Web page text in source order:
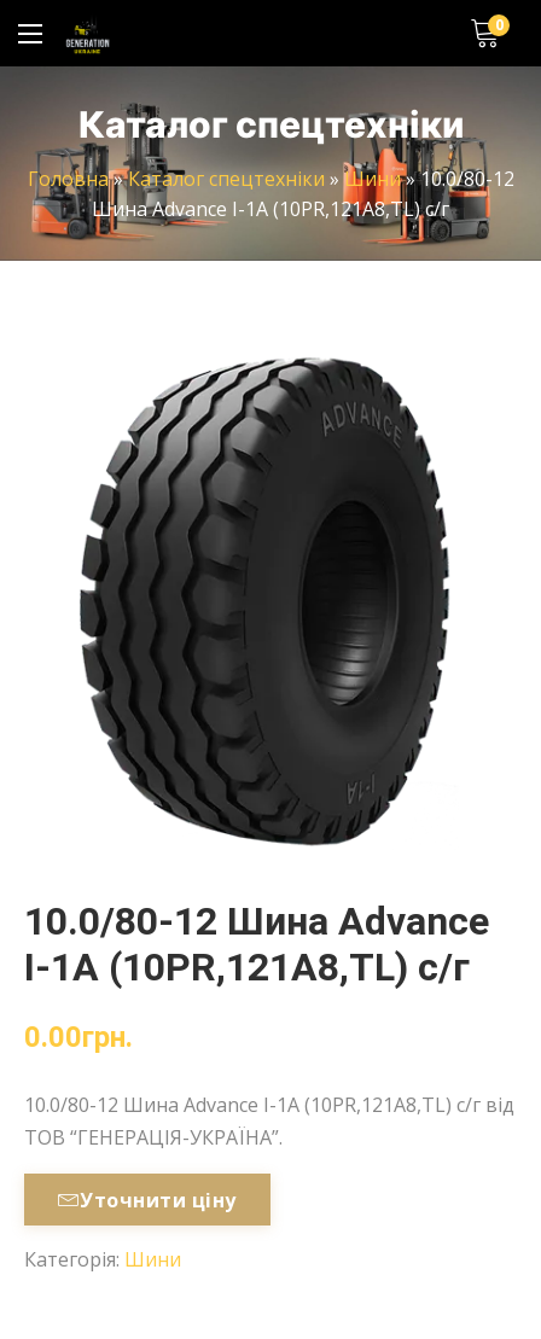
0
Каталог спецтехніки
Головна»Каталог спецтехніки » Шини»10.0/80-12
Шина Advance I-1А (10PR,121А8,TL) с/г
10.0/80-12 Шина Advance
I-1А (10PR,121А8,TL) с/г
0.00грн.
10.0/80-12 Шина Advance I-1А (10PR,121А8,TL) с/г від
ТОВ “ГЕНЕРАЦІЯ-УКРАЇНА”.
Уточнити ціну
Категорія: Шини